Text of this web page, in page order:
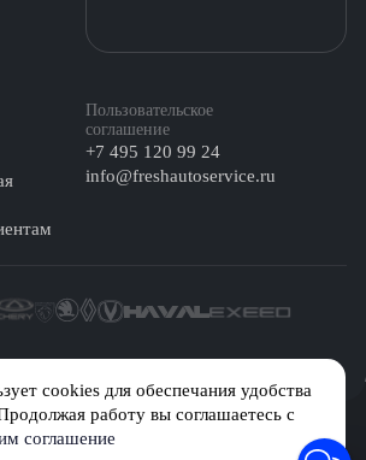
cookies для обеспечания удобства
работу вы соглашаетесь с
соглашение
Пользовательское
соглашение
+7 495 120 99 24
info@freshautoservice.ru
автомобильный маркетплейс» зарегистрировано
по надзору в сфере связи, информационных